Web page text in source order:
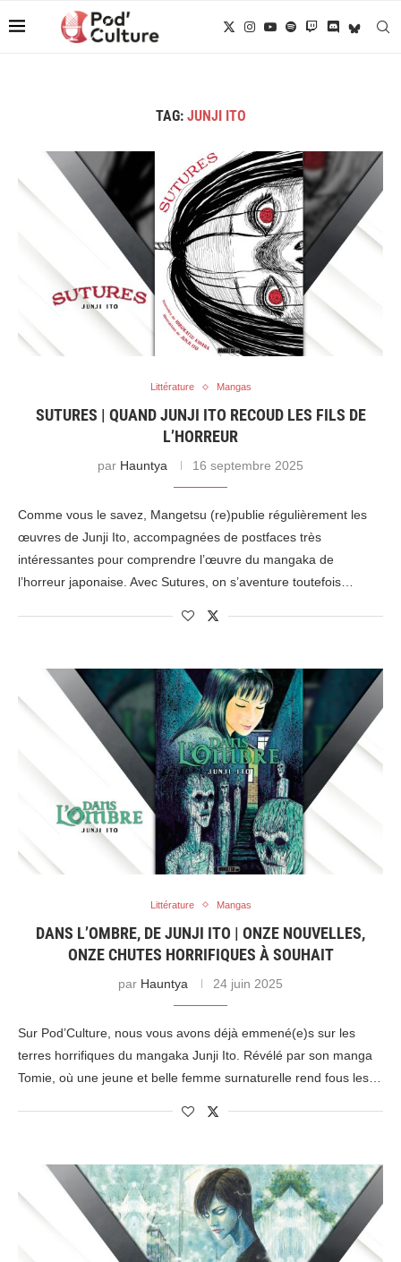
TAG: JUNJI ITO
Littérature Mangas
SUTURES | QUAND JUNJI ITO RECOUD LES FILS DE
L’HORREUR
par Hauntya 16 septembre 2025
Comme vous le savez, Mangetsu (re)publie régulièrement les
œuvres de Junji Ito, accompagnées de postfaces très
intéressantes pour comprendre l’œuvre du mangaka de
l’horreur japonaise. Avec Sutures, on s’aventure toutefois…
Littérature Mangas
DANS L’OMBRE, DE JUNJI ITO | ONZE NOUVELLES,
ONZE CHUTES HORRIFIQUES À SOUHAIT
par Hauntya 24 juin 2025
Sur Pod’Culture, nous vous avons déjà emmené(e)s sur les
terres horrifiques du mangaka Junji Ito. Révélé par son manga
Tomie, où une jeune et belle femme surnaturelle rend fous les…